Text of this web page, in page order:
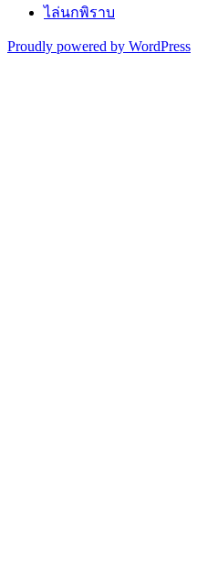
ไล่นกพิราบ
Proudly powered by WordPress